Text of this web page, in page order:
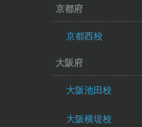
京都府
京都西校
大阪府
大阪池田校
大阪横堤校